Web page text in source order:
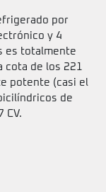
por
y 4
es totalmente
cota de los 221
potente (casi el
de
CV.